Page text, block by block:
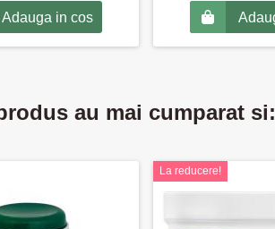
Adauga in cos
au mai cumparat si:
La reducere!